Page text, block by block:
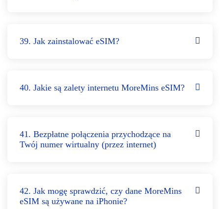
39. Jak zainstalować eSIM?
40. Jakie są zalety internetu MoreMins eSIM?
41. Bezpłatne połączenia przychodzące na
Twój numer wirtualny (przez internet)
42. Jak mogę sprawdzić, czy dane MoreMins
eSIM są używane na iPhonie?